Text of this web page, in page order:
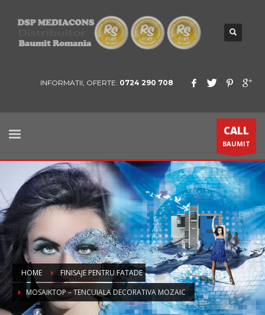
INFORMATII, OFERTE: 0724 290 708
CALL
BAUMIT
HOME
FINISAJE PENTRU FATADE
MOSAIKTOP – TENCUIALA DECORATIVA MOZAIC